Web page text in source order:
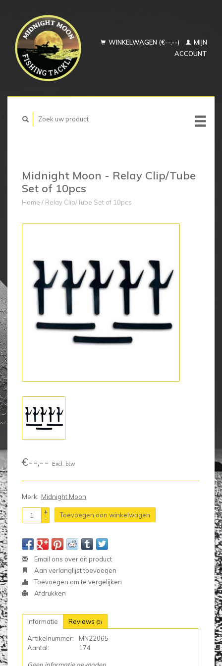
WINKELWAGEN (€--,--)
MIJN
ACCOUNT
Midnight Moon - Relay Clip/Tube
Set of 10pcs
Home / Relay Clip/Tube Set of 10pcs
€--,-- Excl. btw
Merk: Midnight Moon
+
-
Toevoegen aan winkelwagen
Email ons over dit product
Aan verlanglijst toevoegen
Toevoegen om te vergelijken
Afdrukken
Informatie Reviews (0)
Artikelnummer:
MN22065
Aantal:
174